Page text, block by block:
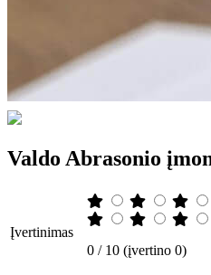
Valdo Abrasonio
Įvertinimas
0 / 10 (įvertino 0)